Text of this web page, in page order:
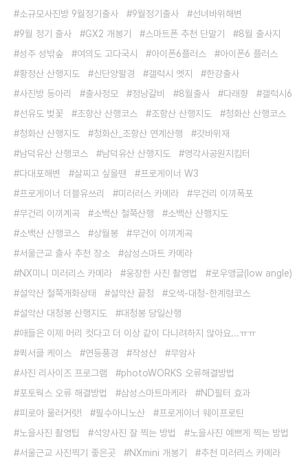
소규모사진방 9월정기출사
9월정기출사
선녀바위해변
9월 정기 출사
GX2 개봉기 스마트폰 추천 단말기
8월 출사지
성주 성밖숲
여의도 고다국시 아이폰6플러스
아이폰6 플러스
황정산 산행지도
신단양팔경 갤럭시 엣지
한강출사
사진방 동아리
출사정모 정낭갈비 8월출사 다래향
갤럭시6
선유도 벚꽃
조항산 산행코스 조항산 산행지도
청화산 산행코스
청화산 산행지도
청화산_조항산 연계산행
갓바위재
남덕유산 산행코스
남덕유산 산행지도
영각사공원지킴터
다대포해변
살찌고 싶을땐
프로게이너 W3
프로게이너 더블유쓰리
미러러스 카메라
무건리 이끼폭포
무건리 이끼계곡
소백산 철쭉산행
소백산 산행지도
소백산 산행코스
상월봉
무건이 이끼계곡
서울근교 출사 추천 장소
삼성스마트 카메라
NX미니 미러리스 카메라
웅장한 사진 촬영법
로우앵글(low angle)
설악산 철쭉개화상태
설악산 끝청
오색-대청-한계령코스
설악산 대청봉 산행지도
대청봉 당일산행
애들은 이제 머리 컷다고 더 이상 같이 다니려하지 않아요...ㅠㅠ
퀵서클 케이스
연등풍경 작성산
무암사
사진 리사이즈 프로그램
photoWORKS 오류해결방법
포토웍스 오류 해결방법
삼성스마트마케라
ND필터 효과
피로야 물러거랏!
필수아니노산
프로게이너 웨이프로틴
노을사진 촬영팁
석양사진 잘 찍는 방법
노을사진 예쁘게 찍는 방법
서울근교 사진찍기 좋은곳
NXmini 개봉기
추천 미러리스 카메라